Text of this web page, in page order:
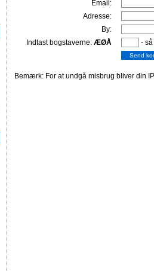
Email:
Adresse:
By:
Indtast bogstaverne: ÆØÅ -
Bemærk: For at undgå misbrug bliver din